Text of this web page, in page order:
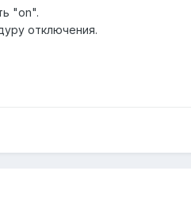
"on".
отключения.